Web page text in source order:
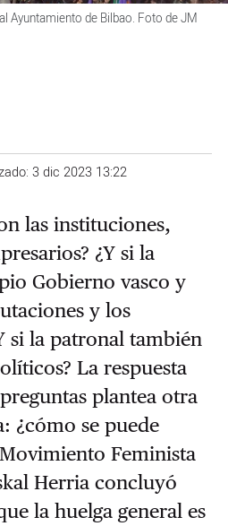
Ayuntamiento de Bilbao. Foto de JM
3 dic 2023 13:22
las instituciones,
¿Y si la
Gobierno vasco y
y los
si la patronal también
La respuesta
plantea otra
¿cómo se puede
Feminista
Herria concluyó
la huelga general es